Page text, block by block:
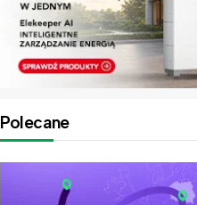
Polecane